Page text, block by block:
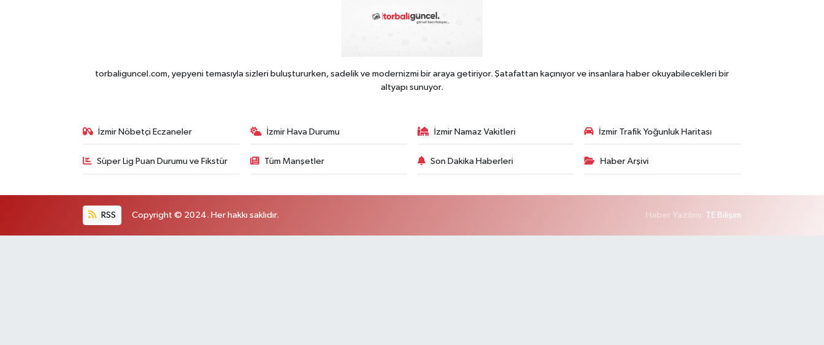
torbaliguncel.com, yepyeni temasıyla sizleri buluştururken, sadelik ve modernizmi bir araya getiriyor. Şatafattan kaçınıyor ve insanlara haber okuyabilecekleri bir
altyapı sunuyor.
İzmir Nöbetçi Eczaneler İzmir Hava Durumu İzmir Namaz Vakitleri İzmir Trafik Yoğunluk Haritası
Süper Lig Puan Durumu ve Fikstür Tüm Manşetler Son Dakika Haberleri Haber Arşivi
RSS Copyright © 2024. Her hakkı saklıdır. Haber Yazılımı: TE Bilişim